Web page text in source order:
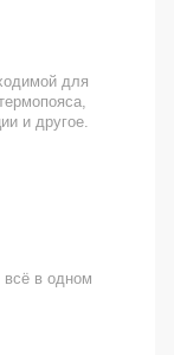
для
и другое.
всё в одном